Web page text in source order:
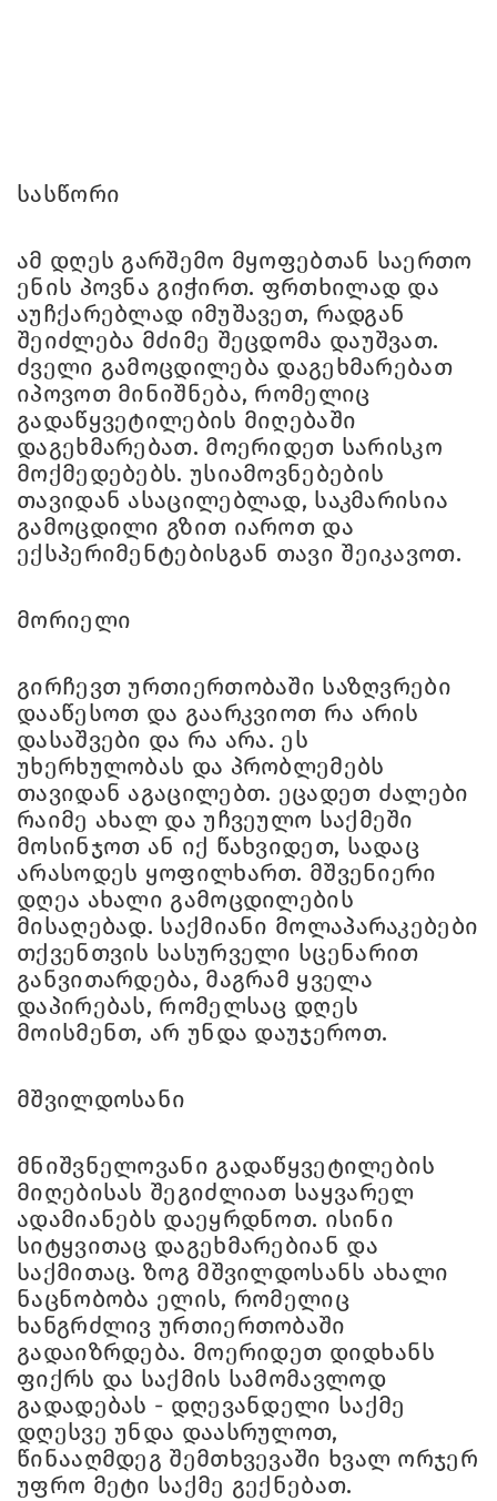
სასწორი
ამ დღეს გარშემო მყოფებთან საერთო
ენის პოვნა გიჭირთ. ფრთხილად და
აუჩქარებლად იმუშავეთ, რადგან
შეიძლება მძიმე შეცდომა დაუშვათ.
ძველი გამოცდილება დაგეხმარებათ
იპოვოთ მინიშნება, რომელიც
გადაწყვეტილების მიღებაში
დაგეხმარებათ. მოერიდეთ სარისკო
მოქმედებებს. უსიამოვნებების
თავიდან ასაცილებლად, საკმარისია
გამოცდილი გზით იაროთ და
ექსპერიმენტებისგან თავი შეიკავოთ.
მორიელი
გირჩევთ ურთიერთობაში საზღვრები
დააწესოთ და გაარკვიოთ რა არის
დასაშვები და რა არა. ეს
უხერხულობას და პრობლემებს
თავიდან აგაცილებთ. ეცადეთ ძალები
რაიმე ახალ და უჩვეულო საქმეში
მოსინჯოთ ან იქ წახვიდეთ, სადაც
არასოდეს ყოფილხართ. მშვენიერი
დღეა ახალი გამოცდილების
მისაღებად. საქმიანი მოლაპარაკებები
თქვენთვის სასურველი სცენარით
განვითარდება, მაგრამ ყველა
დაპირებას, რომელსაც დღეს
მოისმენთ, არ უნდა დაუჯეროთ.
მშვილდოსანი
მნიშვნელოვანი გადაწყვეტილების
მიღებისას შეგიძლიათ საყვარელ
ადამიანებს დაეყრდნოთ. ისინი
სიტყვითაც დაგეხმარებიან და
საქმითაც. ზოგ მშვილდოსანს ახალი
ნაცნობობა ელის, რომელიც
ხანგრძლივ ურთიერთობაში
გადაიზრდება. მოერიდეთ დიდხანს
ფიქრს და საქმის სამომავლოდ
გადადებას - დღევანდელი საქმე
დღესვე უნდა დაასრულოთ,
წინააღმდეგ შემთხვევაში ხვალ ორჯერ
უფრო მეტი საქმე გექნებათ.